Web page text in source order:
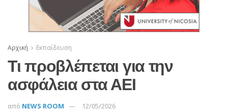
Αρχική Εκπαίδευση
Τι προβλέπεται για την
ασφάλεια στα ΑΕΙ
από NEWS ROOM 12/05/2026